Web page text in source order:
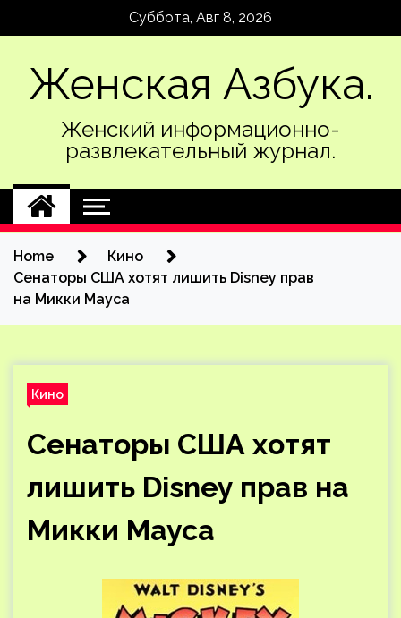
Суббота, Авг 8, 2026
Женская Азбука.
Женский информационно-
развлекательный журнал.
Home
Кино
Сенаторы США хотят лишить Disney прав
на Микки Мауса
Кино
Сенаторы США хотят
лишить Disney прав на
Микки Мауса